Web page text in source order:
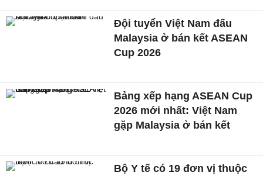
Đội tuyển Việt Nam đấu
Malaysia ở bán kết ASEAN
Cup 2026
Bảng xếp hạng ASEAN Cup
2026 mới nhất: Việt Nam
gặp Malaysia ở bán kết
Bộ Y tế có 19 đơn vị thuộc